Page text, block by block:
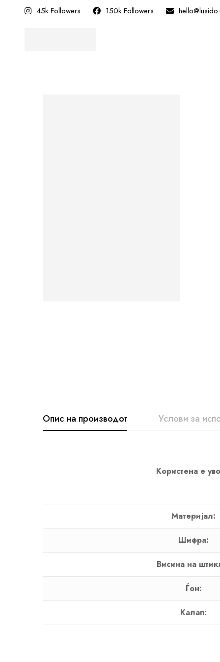
45k Followers 150k Followers
Опис на производот Услови за
Користена е
Материјал:
Шифра:
Висина на
Ѓон:
Калап: